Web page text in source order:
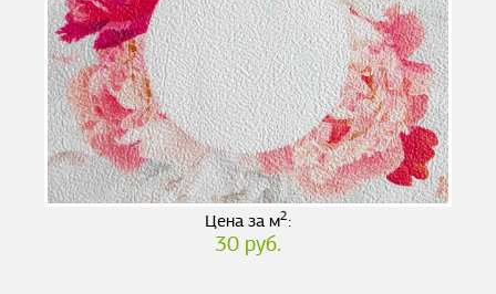
Цена за м2:
30 руб.